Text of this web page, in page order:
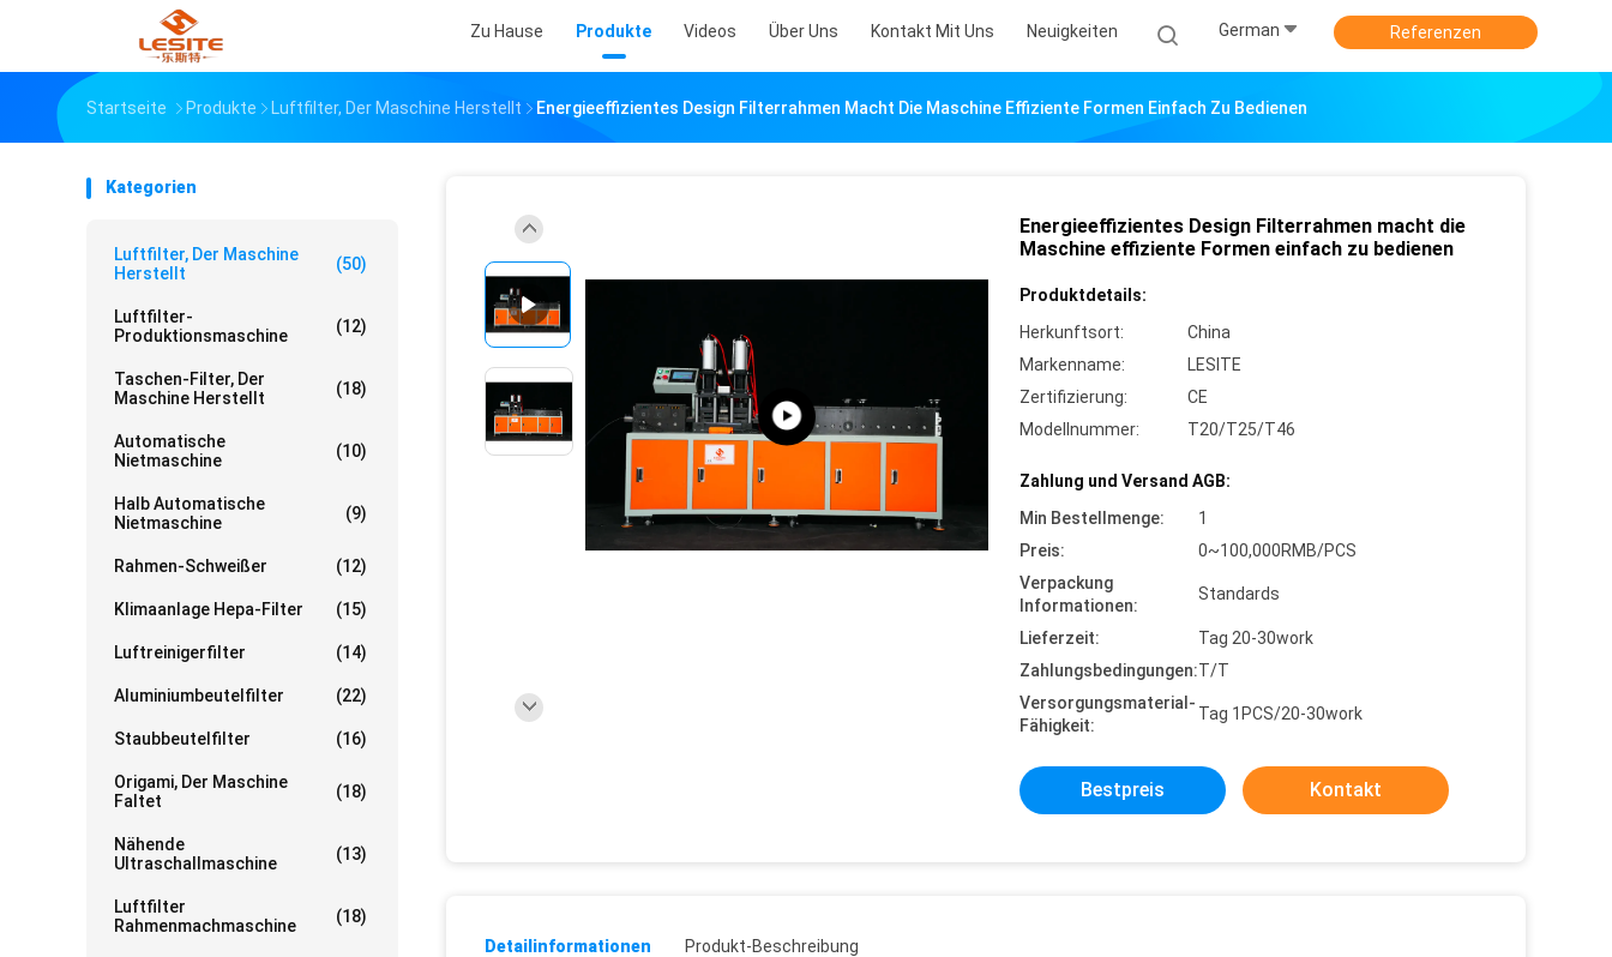
Zu Hause Produkte Videos Über Uns Kontakt Mit Uns Neuigkeiten German Referenzen
Startseite Produkte Luftfilter, Der Maschine Herstellt Energieeffizientes Design Filterrahmen Macht Die Maschine Effiziente Formen Einfach Zu Bedienen
Kategorien
Luftfilter, Der Maschine
Herstellt
(50)
Luftfilter-
Produktionsmaschine
(12)
Taschen-Filter, Der
Maschine Herstellt
(18)
Automatische
Nietmaschine
(10)
Halb Automatische
Nietmaschine
(9)
Rahmen-Schweißer (12)
Klimaanlage Hepa-Filter (15)
Luftreinigerfilter (14)
Aluminiumbeutelfilter (22)
Staubbeutelfilter (16)
Origami, Der Maschine
Faltet
(18)
Nähende
Ultraschallmaschine
(13)
Luftfilter
Rahmenmachmaschine
(18)
Energieeffizientes Design Filterrahmen macht die
Maschine effiziente Formen einfach zu bedienen
Produktdetails:
Herkunftsort:
China
Markenname:
LESITE
Zertifizierung:
CE
Modellnummer:
T20/T25/T46
Zahlung und Versand AGB:
Min Bestellmenge:
1
Preis:
0~100,000RMB/PCS
Verpackung
Informationen:
Standards
Lieferzeit:
Tag 20-30work
Zahlungsbedingungen:T/T
Versorgungsmaterial-
Fähigkeit:
Tag 1PCS/20-30work
Bestpreis Kontakt
Detailinformationen Produkt-Beschreibung